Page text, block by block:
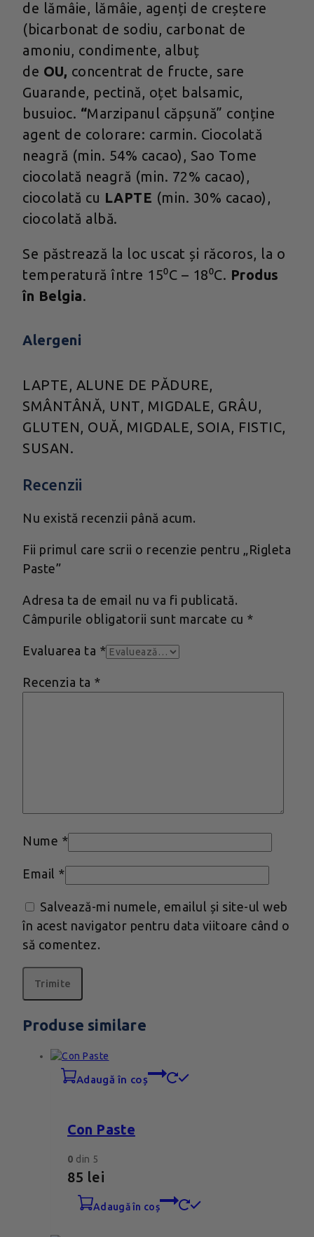
de lămâie, lămâie, agenți de creștere
(bicarbonat de sodiu, carbonat de
amoniu, condimente, albuț
de OU, concentrat de fructe, sare
Guarande, pectină, oțet balsamic,
busuioc. “Marzipanul căpșună” conține
agent de colorare: carmin. Ciocolată
neagră (min. 54% cacao), Sao Tome
ciocolată neagră (min. 72% cacao),
ciocolată cu LAPTE (min. 30% cacao),
ciocolată albă.
Se păstrează la loc uscat și răcoros, la o
temperatură între 15⁰C – 18⁰C. Produs
în Belgia.
Alergeni
LAPTE, ALUNE DE PĂDURE,
SMÂNTÂNĂ, UNT, MIGDALE, GRÂU,
GLUTEN, OUĂ, MIGDALE, SOIA, FISTIC,
SUSAN.
Recenzii
Nu există recenzii până acum.
Fii primul care scrii o recenzie pentru „Rigleta
Paste”
Adresa ta de email nu va fi publicată.
Câmpurile obligatorii sunt marcate cu *
Evaluarea ta *
Recenzia ta *
Nume *
Email *
Salvează-mi numele, emailul și site-ul web
în acest navigator pentru data viitoare când o
să comentez.
Produse similare
adaugă în coș
Con Paste
0 din 5
85 lei
adaugă în coș